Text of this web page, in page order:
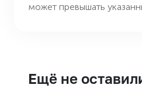
может превышать
Ещё не